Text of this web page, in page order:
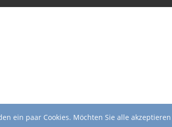
ein paar Cookies. Möchten Sie alle